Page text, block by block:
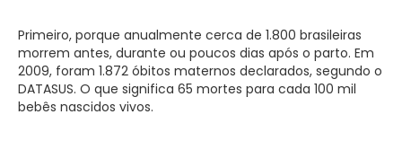
Primeiro, porque anualmente cerca de 1.800 brasileiras
morrem antes, durante ou poucos dias após o parto. Em
2009, foram 1.872 óbitos maternos declarados, segundo o
DATASUS. O que significa 65 mortes para cada 100 mil
bebês nascidos vivos.